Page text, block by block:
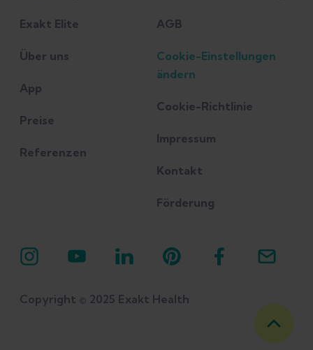
Exakt Elite
Über uns
App
Preise
Referenzen
AGB
Cookie-Einstellungen
ändern
Cookie-Richtlinie
Impressum
Kontakt
Förderung
Copyright © 2025 Exakt Health